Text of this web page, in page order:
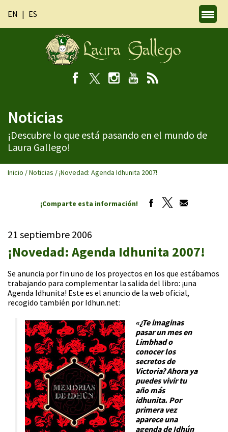
EN ES
Noticias
¡Descubre lo que está pasando en el mundo de
Laura Gallego!
Inicio /Noticias /¡Novedad: Agenda Idhunita 2007!
¡Comparte esta información!
21 septiembre 2006
¡Novedad: Agenda Idhunita 2007!
Se anuncia por fin uno de los proyectos en los que estábamos
trabajando para complementar la salida del libro: ¡una
Agenda Idhunita! Este es el anuncio de la web oficial,
recogido también por Idhun.net:
«¿Te imaginas
pasar un mes en
Limbhad o
conocer los
secretos de
Victoria? Ahora ya
puedes vivir tu
año más
idhunita. Por
primera vez
aparece una
agenda de Idhún